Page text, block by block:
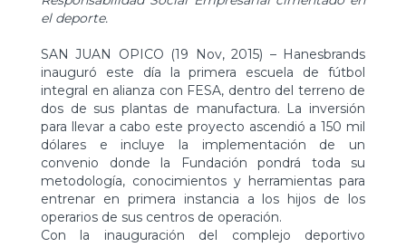
el deporte.
SAN JUAN OPICO (19 Nov, 2015) – Hanesbrands
inauguró este día la primera escuela de fútbol
integral en alianza con FESA, dentro del terreno de
dos de sus plantas de manufactura. La inversión
para llevar a cabo este proyecto ascendió a 150 mil
dólares e incluye la implementación de un
convenio donde la Fundación pondrá toda su
metodología, conocimientos y herramientas para
entrenar en primera instancia a los hijos de los
operarios de sus centros de operación.
Con la inauguración del complejo deportivo